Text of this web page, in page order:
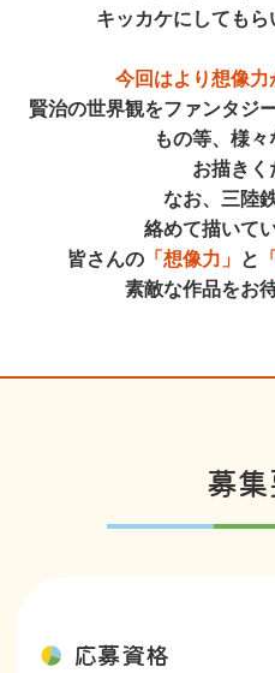
キッカケにしてもら
今回はより想像力
賢治の世界観をファンタジ
もの等、様
お描きく
なお、三陸
絡めて描いて
皆さんの「想像力」 と
素敵な作品をお
募
応募資格